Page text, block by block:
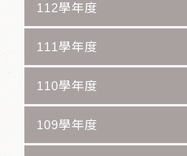
112學年度
111學年度
110學年度
109學年度